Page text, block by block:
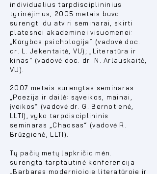
individualius tarpdisciplininius
tyrinėjimus, 2005 metais buvo
surengti du atviri seminarai, skirti
platesnei akademinei visuomenei:
„Kūrybos psichologija“ (vadovė doc.
dr. L. Jekentaitė, VU); „Literatūra ir
kinas“ (vadovė doc. dr. N. Arlauskaitė,
VU).
2007 metais surengtas seminaras
„Poezija ir dailė: sąveikos, mainai,
įveikos“ (vadovė dr. G. Bernotienė,
LLTI), vyko tarpdisciplininis
seminaras „Chaosas“ (vadovė R.
Brūzgienė, LLTI).
Tų pačių metų lapkričio mėn.
surengta tarptautinė konferencija
„Barbaras moderniojoje literatūroje ir